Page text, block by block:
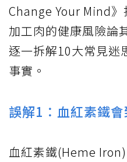
Change Your Mind
加工肉的健康風險論
逐一拆解10大常見迷
事實。
誤解1：血紅素鐵
血紅素鐵(Heme